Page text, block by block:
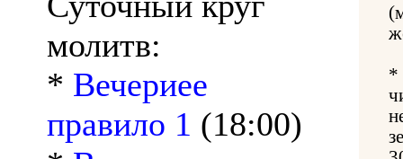
молитв:
* Вечериее
правило 1 (18:00)
*